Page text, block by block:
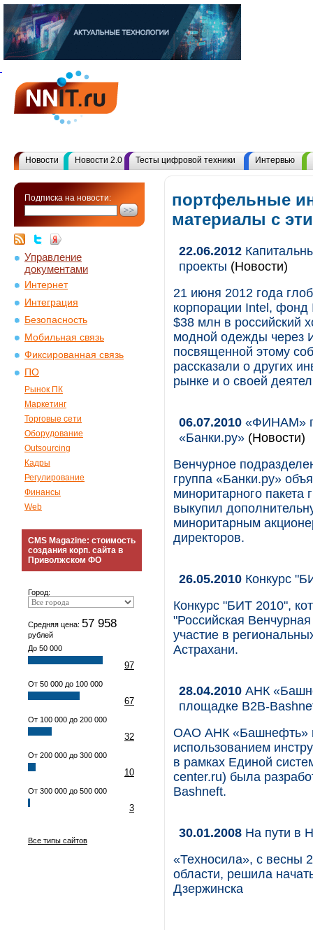
Новости Новости 2.0 Тесты цифровой техники Интервью
Подписка на новости:
Управление
документами
Интернет
Интеграция
Безопасность
Мобильная связь
Фиксированная связь
ПО
Рынок ПК
Маркетинг
Торговые сети
Оборудование
Outsourcing
Кадры
Регулирование
Финансы
Web
CMS Magazine: стоимость
создания корп. сайта в
Приволжском ФО
Город:
Средняя цена: 57 958
рублей
До 50 000
97
От 50 000 до 100 000
67
От 100 000 до 200 000
32
От 200 000 до 300 000
10
От 300 000 до 500 000
3
Все типы сайтов
портфельные
материалы с
22.06.2012
проекты (Новости)
21 июня 2012 года
корпорации Intel, фонд
$38 млн в российский
модной одежды через
посвященной этому
рассказали о других
рынке и о своей
06.07.2010 «ФИНАМ»
«Банки.ру» (Новости)
Венчурное
группа «Банки.ру»
миноритарного
выкупил
миноритарным
директоров.
26.05.2010 Конкурс
Конкурс "БИТ 2010",
"Российская
участие в
Астрахани.
28.04.2010 АНК
площадке B2B-
ОАО АНК «Башнефть»
использованием
в рамках Единой
center.ru) была
Bashneft.
30.01.2008 На пути в
«Техносила», с весны
области, решила
Дзержинска